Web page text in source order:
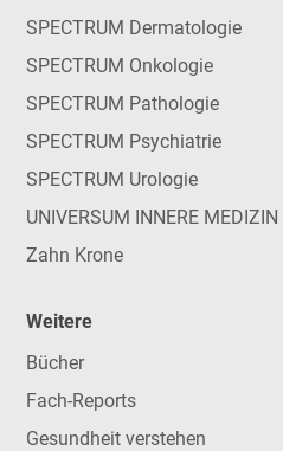
SPECTRUM Dermatologie
SPECTRUM Onkologie
SPECTRUM Pathologie
SPECTRUM Psychiatrie
SPECTRUM Urologie
UNIVERSUM INNERE MEDIZIN
Zahn Krone
Weitere
Bücher
Fach-Reports
Gesundheit verstehen